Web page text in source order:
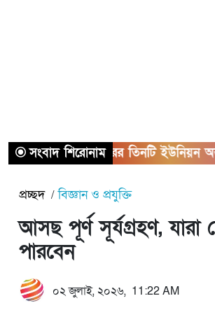
সংবাদ শিরোনাম
সাভারের তিনটি ইউনিয়ন অন্তর্ভুক্ত
প্রচ্ছদ বিজ্ঞান ও প্রযুক্তি
আসছ পূর্ণ সূর্যগ্রহণ, যারা
পারবেন
০২ জুলাই, ২০২৬, 11:22 AM